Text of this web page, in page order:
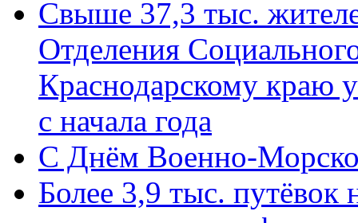
Свыше 37,3 тыс.
Отделения
Краснодарскому краю
с начала года
C Днём Военно-
Более 3,9 тыс. путёвок